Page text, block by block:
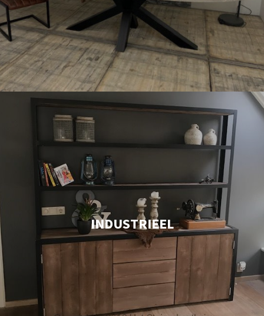
INDUSTRIEEL